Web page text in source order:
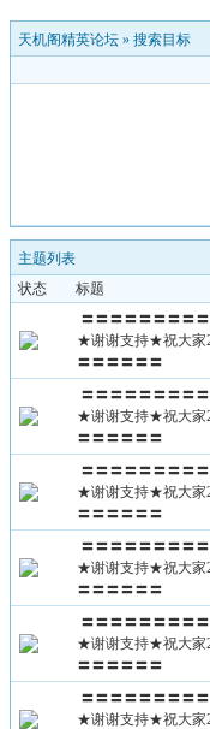
天机阁精英论坛 » 搜索目标
主题列表
状态
标题
〓〓〓〓〓〓〓〓
★谢谢支持★祝大家
〓〓〓〓〓〓
〓〓〓〓〓〓〓〓
★谢谢支持★祝大家
〓〓〓〓〓〓
〓〓〓〓〓〓〓〓
★谢谢支持★祝大家
〓〓〓〓〓〓
〓〓〓〓〓〓〓〓
★谢谢支持★祝大家
〓〓〓〓〓〓
〓〓〓〓〓〓〓〓
★谢谢支持★祝大家
〓〓〓〓〓〓
〓〓〓〓〓〓〓〓
★谢谢支持★祝大家